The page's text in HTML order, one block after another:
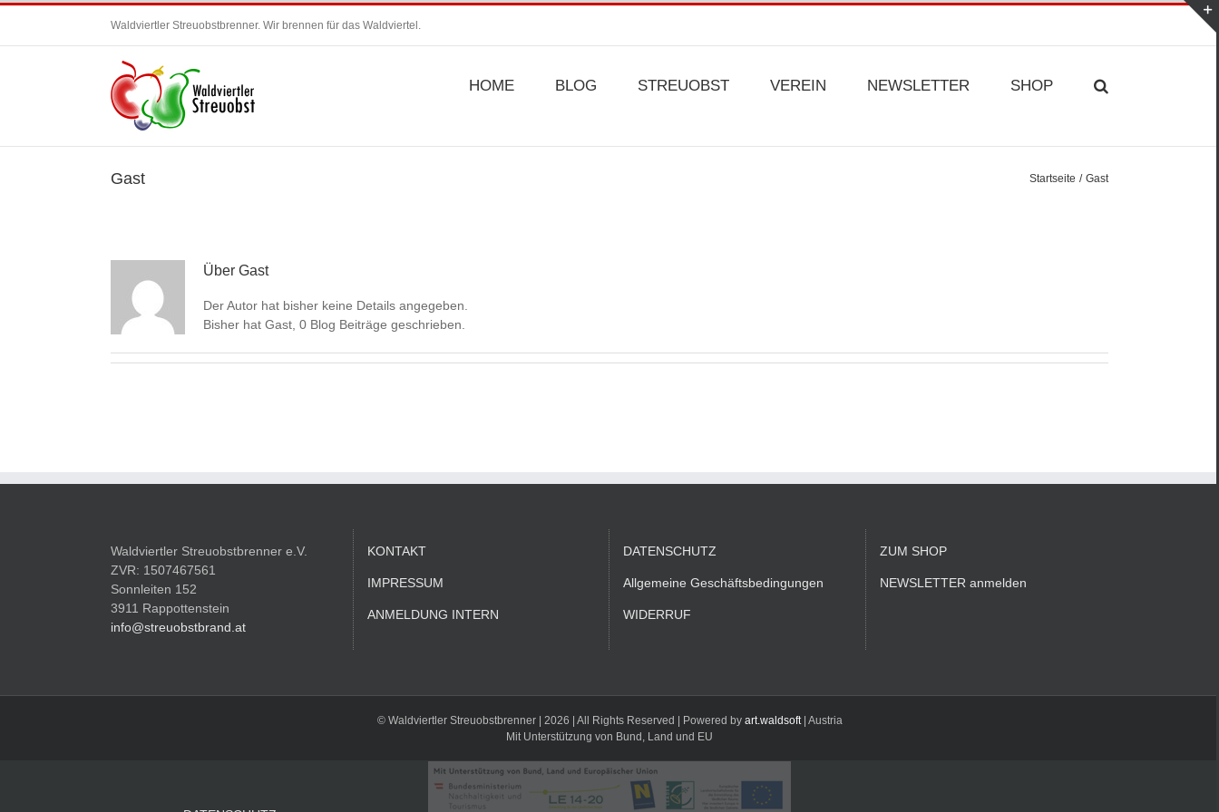
Zum
springen
Waldviertler Streuobstbrenner. Wir brennen für das Waldviertel.
HOME BLOG STREUOBST VEREIN NEWSLETTER SHOP
Gast Startseite Gast
Über Gast
Der Autor hat bisher keine Details angegeben.
Bisher hat Gast, 0 Blog Beiträge geschrieben.
Waldviertler Streuobstbrenner e.V.
ZVR: 1507467561
Sonnleiten 152
3911 Rappottenstein
info@streuobstbrand.at
KONTAKT
IMPRESSUM
ANMELDUNG INTERN
DATENSCHUTZ
Allgemeine Geschäftsbedingungen
WIDERRUF
ZUM SHOP
NEWSLETTER anmelden
© Waldviertler Streuobstbrenner | 2026 | All Rights Reserved | Powered by art.waldsoft| Austria
Mit Unterstützung von Bund, Land und EU